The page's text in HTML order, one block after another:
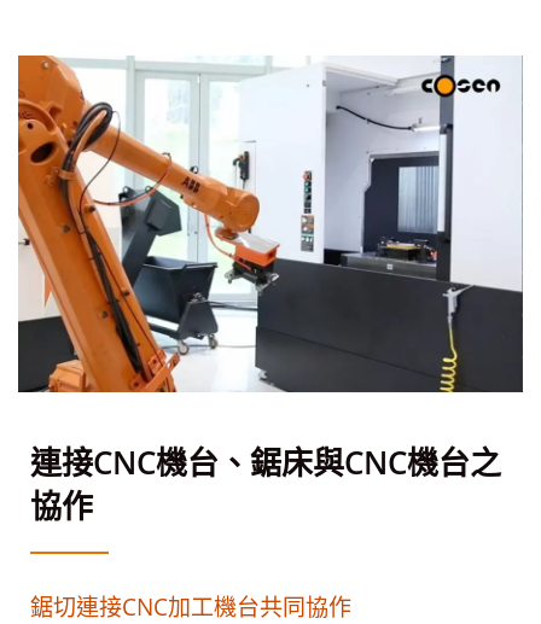
連接CNC機台、鋸床與CNC機台之
協作
鋸切連接CNC加工機台共同協作